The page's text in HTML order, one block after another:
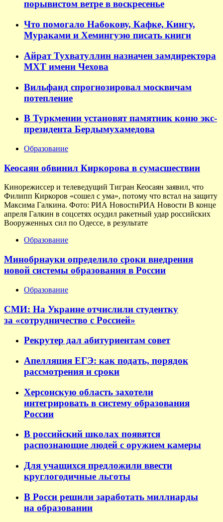
порывистом ветре в воскресенье
Что помогало Набокову, Кафке, Кингу,
Мураками и Хемингуэю писать книги
Айрат Тухватуллин назначен замдиректора
МХТ имени Чехова
Вильфанд спрогнозировал москвичам
потепление
В Туркмении установят памятник коню экс-
президента Бердымухамедова
Образование
Кеосаян обвинил Киркорова в сумасшествии
Кинорежиссер и телеведущий Тигран Кеосаян заявил, что
Филипп Киркоров «сошел с ума», потому что встал на защиту
Максима Галкина. Фото: РИА НовостиРИА Новости В конце
апреля Галкин в соцсетях осудил ракетный удар российских
Вооруженных сил по Одессе, в результате
Образование
Минобрнауки определило сроки внедрения
новой системы образования в России
Образование
СМИ: На Украине отчислили студентку
за «сотрудничество с Россией»
Рекрутер дал абитуриентам совет
Апелляция ЕГЭ: как подать, порядок
рассмотрения и сроки
Херсонскую область захотели
интегрировать в систему образования
России
В российский школах появятся
распознающие людей с оружием камеры
Для учащихся предложили ввести
круглогодичные льготы
В Росси решили заработать миллиарды
на образовании